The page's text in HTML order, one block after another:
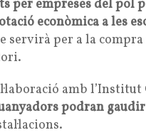
per empreses del pol
econòmica a les
servirà per a la
amb
podran